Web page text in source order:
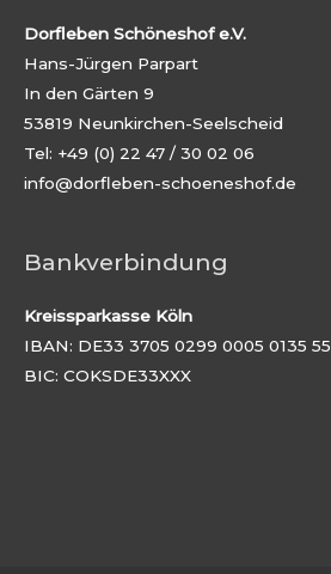
Dorfleben Schöneshof e.V.
Hans-Jürgen Parpart
In den Gärten 9
53819 Neunkirchen-Seelscheid
Tel: +49 (0) 22 47 / 30 02 06
info@dorfleben-schoeneshof.de
Bankverbindung
Kreissparkasse Köln
IBAN: DE33 3705 0299 0005 0135 55
BIC: COKSDE33XXX